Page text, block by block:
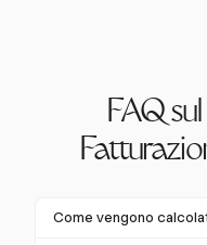
FAQ
Come vengono